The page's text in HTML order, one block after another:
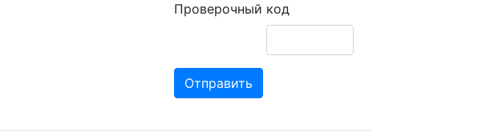
Проверочный код
Отправить